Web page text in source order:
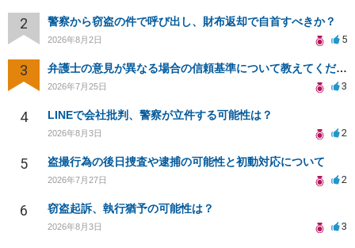
2 警察から窃盗の件で呼び出し、財布返却で自首すべきか？
2026年8月2日 5
3 弁護士の意見が異なる場合の信頼基準について教えてください
2026年7月25日 3
4 LINEで会社批判、警察が立件する可能性は？
2026年8月3日 2
5 盗撮行為の後日捜査や逮捕の可能性と初動対応について
2026年7月27日 2
6 窃盗起訴、執行猶予の可能性は？
2026年8月3日 3